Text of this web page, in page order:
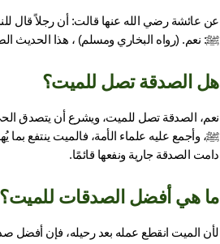
ﷺ: نعم. (رواه البخاري ومسلم) ، هذا الحديث
هل الصدقة تصل للميت؟
دامت الصدقة جارية ونفعها قائمًا.
ما هي أفضل الصدقات للميت؟